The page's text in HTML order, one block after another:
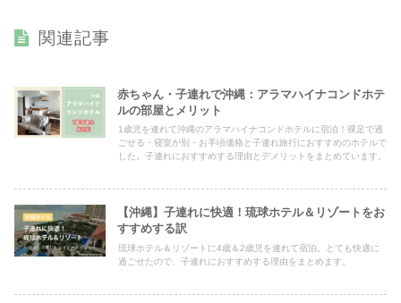
関連記事
赤ちゃん・子連れで沖縄：アラマハイナコンドホテ
ルの部屋とメリット
1歳児を連れて沖縄のアラマハイナコンドホテルに宿泊！裸足で過
ごせる・寝室が別・お手頃価格と子連れ旅行におすすめのホテルで
した。子連れにおすすめする理由とデメリットをまとめています。
【沖縄】子連れに快適！琉球ホテル＆リゾートをお
すすめする訳
琉球ホテル＆リゾートに4歳＆2歳児を連れて宿泊。とても快適に
過ごせたので、子連れにおすすめする理由をまとめます。